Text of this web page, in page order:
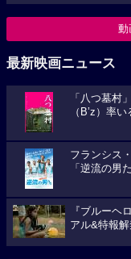
動
最新映画ニュース
「八つ墓村
（B’z）率
フランシス
「逆流の男
『ブルーヘ
アル&特報